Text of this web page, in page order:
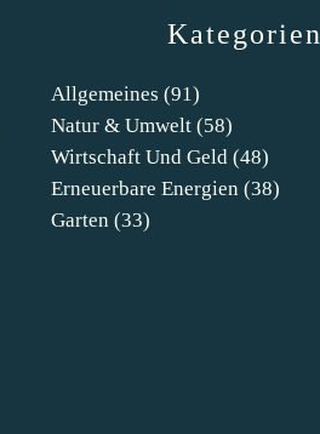
Kategorien
Allgemeines (91)
Natur & Umwelt (58)
Wirtschaft Und Geld (48)
Erneuerbare Energien (38)
Garten (33)